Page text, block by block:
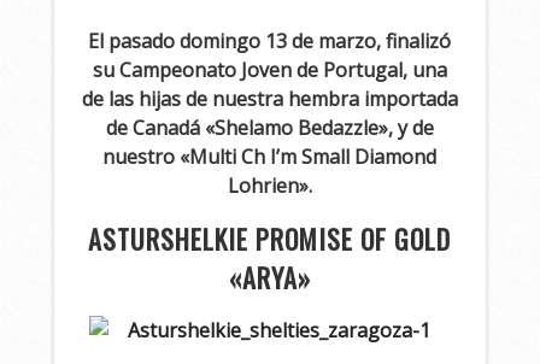
El pasado domingo 13 de marzo, finalizó
su Campeonato Joven de Portugal, una
de las hijas de nuestra hembra importada
de Canadá «Shelamo Bedazzle», y de
nuestro «Multi Ch I’m Small Diamond
Lohrien».
ASTURSHELKIE PROMISE OF GOLD
«ARYA»